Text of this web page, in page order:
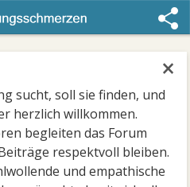
×
sucht, soll sie finden, und
herzlich willkommen.
begleiten das Forum
respektvoll bleiben.
und empathische